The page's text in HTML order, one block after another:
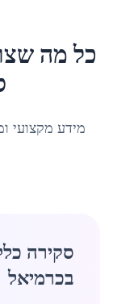
כל מה
מידע מקצועי
סקירה
בכרמיאל